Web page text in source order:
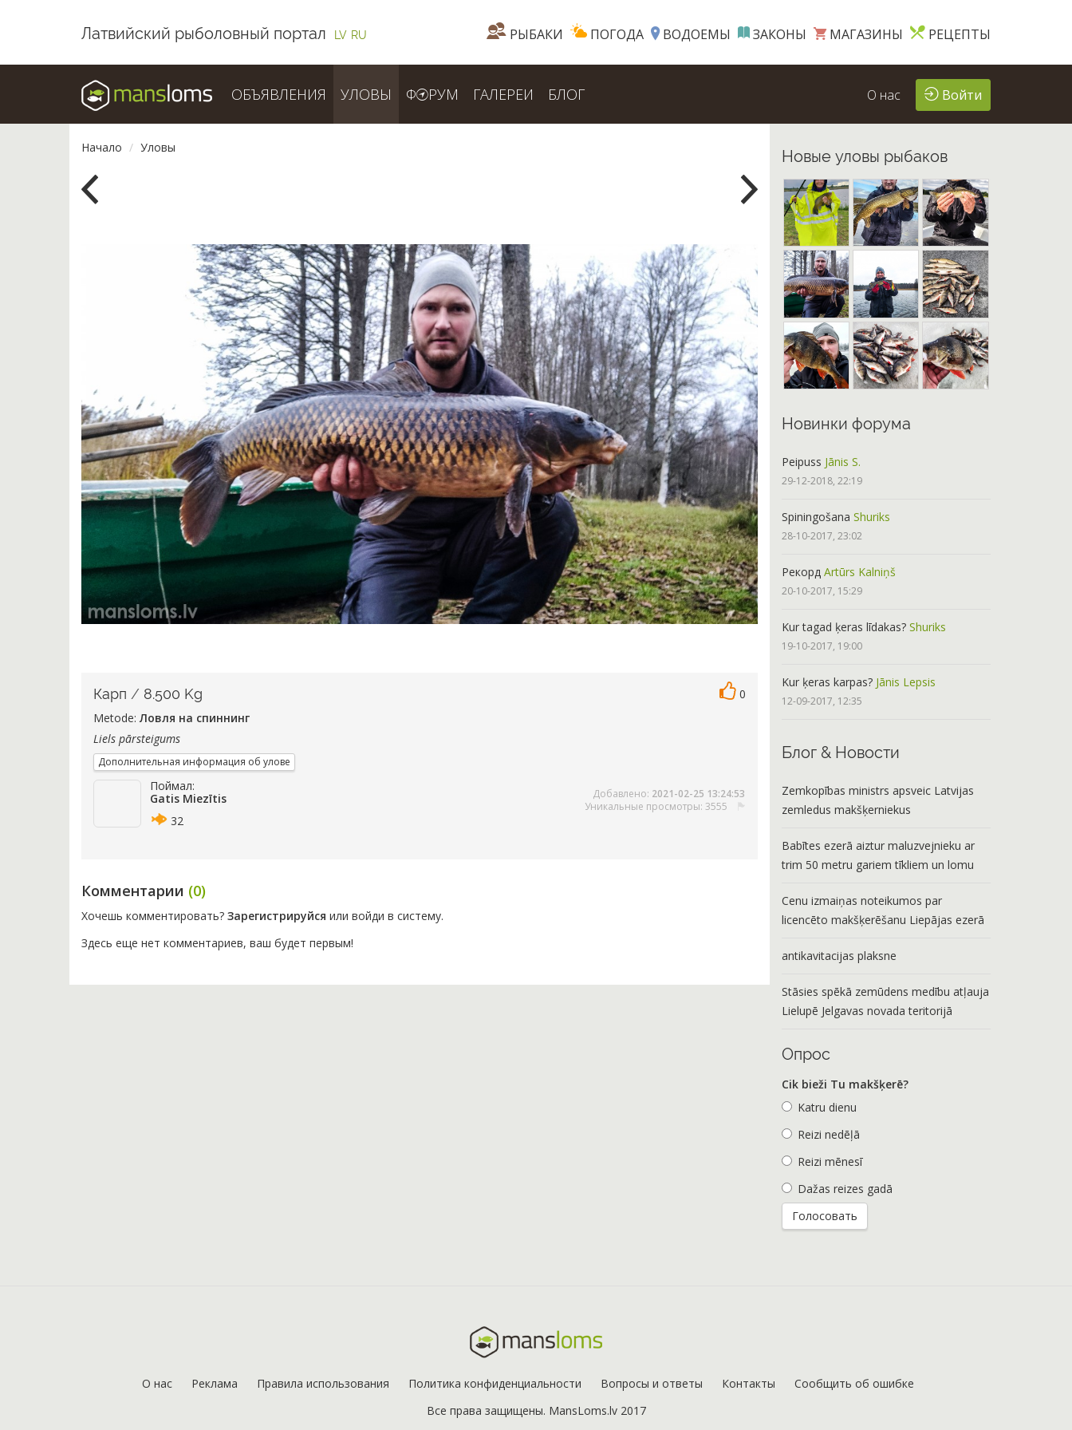
Латвийский рыболовный портал LV RU РЫБАКИ ПОГОДА ВОДОЕМЫ ЗАКОНЫ МАГАЗИНЫ РЕЦЕПТЫ
ОБЪЯВЛЕНИЯ УЛОВЫ Ф РУМ ГАЛЕРЕИ БЛОГ О нас Войти
Начало Уловы
Карп / 8.500 Kg
0
Metode:Ловля на спиннинг
Liels pārsteigums
Дополнительная информация об улове
Поймал:
Gatis Miezītis
32
Добавлено: 2021-02-25 13:24:53
Уникальные просмотры: 3555
Комментарии (0)
Хочешь комментировать? Зарегистрируйся или войди в систему.
Здесь еще нет комментариев, ваш будет первым!
Новые уловы рыбаков
Новинки форума
Peipuss Jānis S.
29-12-2018, 22:19
Spiningošana Shuriks
28-10-2017, 23:02
Рекорд Artūrs Kalniņš
20-10-2017, 15:29
Kur tagad ķeras līdakas? Shuriks
19-10-2017, 19:00
Kur ķeras karpas? Jānis Lepsis
12-09-2017, 12:35
Блог & Новости
Zemkopības ministrs apsveic Latvijas
zemledus makšķerniekus
Babītes ezerā aiztur maluzvejnieku ar
trim 50 metru gariem tīkliem un lomu
Cenu izmaiņas noteikumos par
licencēto makšķerēšanu Liepājas ezerā
antikavitacijas plaksne
Stāsies spēkā zemūdens medību atļauja
Lielupē Jelgavas novada teritorijā
Опрос
Cik bieži Tu makšķerē?
Katru dienu
Reizi nedēļā
Reizi mēnesī
Dažas reizes gadā
О нас Реклама Правила использования Политика конфиденциальности Вопросы и ответы Контакты
Сообщить об ошибке
Все права защищены. MansLoms.lv 2017